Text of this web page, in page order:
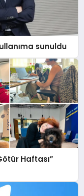
sunuldu
Haftası”